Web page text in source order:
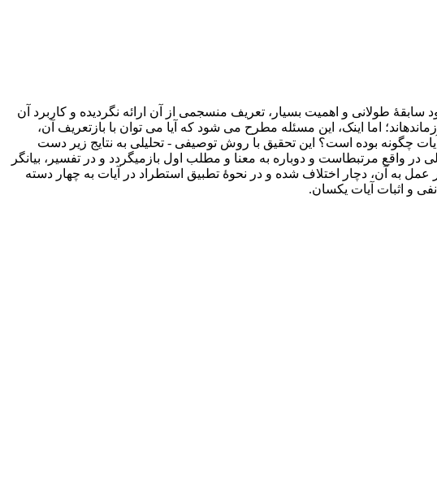
طولانی و اهمیت بسیار، تعریف منسجمی از آن ارائه ­­نگردیده و کاربرد آن
اما اینک، این مسئله مطرح می شود که آیا می­ توان با بازتعریف آن،
چگونه بوده است؟ این تحقیق با روش توصیفی - تحلیلی به­ نتایج زیر دست
واقع مرتبط­است و دوباره به معنا و مطلب اول بازمی­گردد و در تفسیر، بیانگر
به آن، دچار اختلاف شده و در نحوۀ تطبیق استطراد در آیات به چهار دسته
و اثبات آیات یکسان.